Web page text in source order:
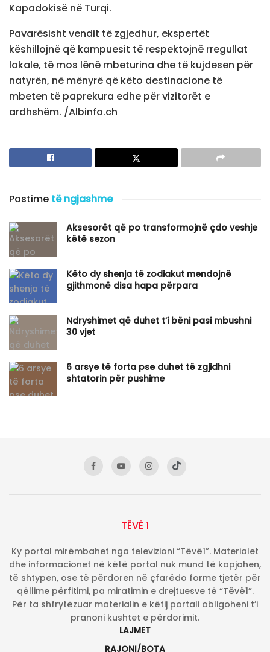
Kapadokisë në Turqi.
Pavarësisht vendit të zgjedhur, ekspertët
këshillojnë që kampuesit të respektojnë rregullat
lokale, të mos lënë mbeturina dhe të kujdesen për
natyrën, në mënyrë që këto destinacione të
mbeten të paprekura edhe për vizitorët e
ardhshëm. /Albinfo.ch
Postime të ngjashme
Aksesorët që po transformojnë çdo veshje
këtë sezon
Këto dy shenja të zodiakut mendojnë
gjithmonë disa hapa përpara
Ndryshimet që duhet t’i bëni pasi mbushni
30 vjet
6 arsye të forta pse duhet të zgjidhni
shtatorin për pushime
TËVË 1
Ky portal mirëmbahet nga televizioni “Tëvë1”. Materialet
dhe informacionet në këtë portal nuk mund të kopjohen,
të shtypen, ose të përdoren në çfarëdo forme tjetër për
qëllime përfitimi, pa miratimin e drejtuesve të “Tëvë1”.
Për ta shfrytëzuar materialin e këtij portali obligoheni t’i
pranoni kushtet e përdorimit.
LAJMET
RAJONI/BOTA